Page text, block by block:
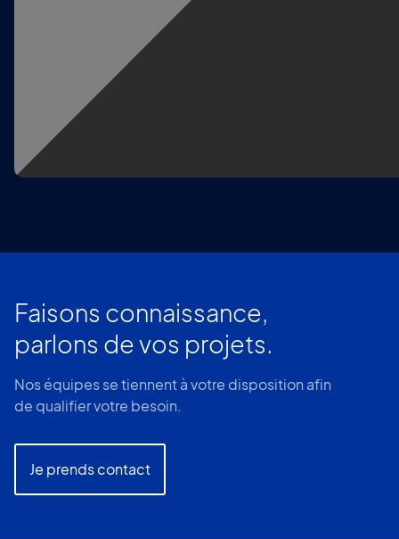
Faisons connaissance,
parlons de vos projets.
Nos équipes se tiennent à votre disposition afin
de qualifier votre besoin.
Je prends contact